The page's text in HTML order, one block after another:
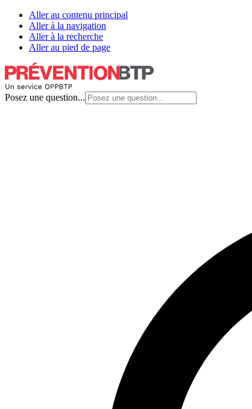
Aller au contenu principal
Aller à la navigation
Aller à la recherche
Aller au pied de page
Posez une question...